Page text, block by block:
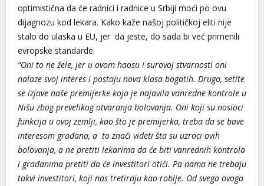
optimistična da će radnici i radnice u Srbiji moći po ovu
dijagnozu kod lekara. Kako kaže našoj političkoj eliti nije
stalo do ulaska u EU, jer da jeste, do sada bi već primenili
evropske standarde.
“Oni to ne žele, jer u ovom haosu i surovoj stvarnosti oni
nalaze svoj interes i postaju nova klasa bogatih. Drugo, setite
se izjave naše premijerke koja je najavila vanredne kontrole u
Nišu zbog prevelikog otvaranja bolovanja. Oni koji su nosioci
funkcija u ovoj zemlji, kao što je premijerka, treba da se bave
interesom građana, a to znači videti šta su uzroci ovih
bolovanja, a ne pretiti lekarima da će biti vanrednih kontrola
i građanima pretiti da će investitori otići. Pa nama ne trebaju
takvi investitori, koji nas tretiraju kao roblje. Od svega ovoga